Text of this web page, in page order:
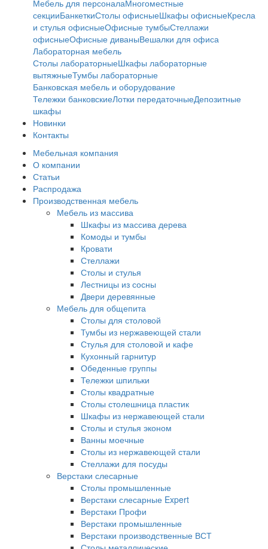
Мебель для персоналаМногоместные
секцииБанкеткиСтолы офисныеШкафы офисныеКресла
и стулья офисныеОфисные тумбыСтеллажи
офисныеОфисные диваныВешалки для офиса
Лабораторная мебель
Столы лабораторныеШкафы лабораторные
вытяжныеТумбы лабораторные
Банковская мебель и оборудование
Тележки банковскиеЛотки передаточныеДепозитные
шкафы
Новинки
Контакты
Мебельная компания
О компании
Статьи
Распродажа
Производственная мебель
Мебель из массива
Шкафы из массива дерева
Комоды и тумбы
Кровати
Стеллажи
Столы и стулья
Лестницы из сосны
Двери деревянные
Мебель для общепита
Столы для столовой
Тумбы из нержавеющей стали
Стулья для столовой и кафе
Кухонный гарнитур
Обеденные группы
Тележки шпильки
Столы квадратные
Столы столешница пластик
Шкафы из нержавеющей стали
Столы и стулья эконом
Ванны моечные
Столы из нержавеющей стали
Стеллажи для посуды
Верстаки слесарные
Столы промышленные
Верстаки слесарные Expert
Верстаки Профи
Верстаки промышленные
Верстаки производственные ВСТ